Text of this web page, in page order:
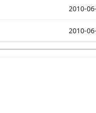
2010-
2010-